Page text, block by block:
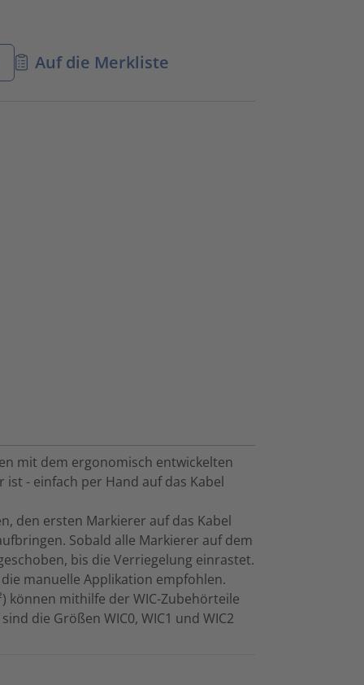
Auf die Merkliste
mit dem ergonomisch entwickelten
- einfach per Hand auf das Kabel
den ersten Markierer auf das Kabel
Sobald alle Markierer auf dem
bis die Verriegelung einrastet.
manuelle Applikation empfohlen.
können mithilfe der WIC-Zubehörteile
die Größen WIC0, WIC1 und WIC2